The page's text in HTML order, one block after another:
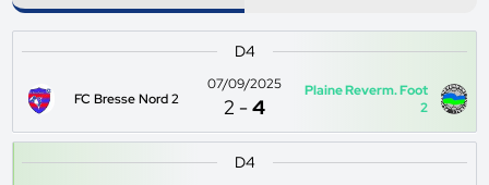
D4
FC Bresse Nord 2
07/09/2025
2 -4
Plaine Reverm. Foot
2
D4